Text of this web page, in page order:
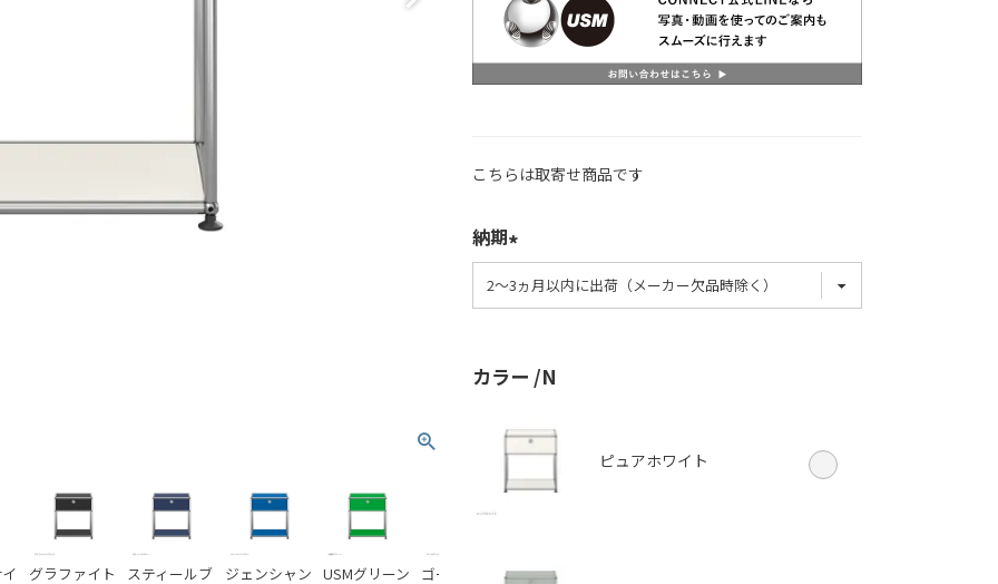
グラファイト
スティールブ
ジェンシャン USMグリーン
ゴールデンイ ピュアオレン
こちらは取寄せ商品です
納期
カラー N
ピュアホワイト